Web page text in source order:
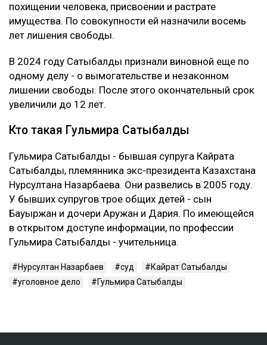
похищении человека, присвоении и растрате
имущества. По совокупности ей назначили восемь
лет лишения свободы.
В 2024 году Сатыбалды признали виновной еще по
одному делу - о вымогательстве и незаконном
лишении свободы. После этого окончательный срок
увеличили до 12 лет.
Кто такая Гульмира Сатыбалды
Гульмира Сатыбалды - бывшая супруга Кайрата
Сатыбалды, племянника экс-президента Казахстана
Нурсултана Назарбаева. Они развелись в 2005 году.
У бывших супругов трое общих детей - сын
Бауыржан и дочери Аружан и Дария. По имеющейся
в открытом доступе информации, по профессии
Гульмира Сатыбалды - учительница.
Нурсултан Назарбаев суд
Кайрат Сатыбалды
уголовное дело
Гульмира Сатыбалды